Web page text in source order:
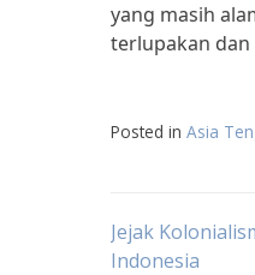
yang masih
terlupakan dan
Posted in Asia
Post
Jejak
Indonesia